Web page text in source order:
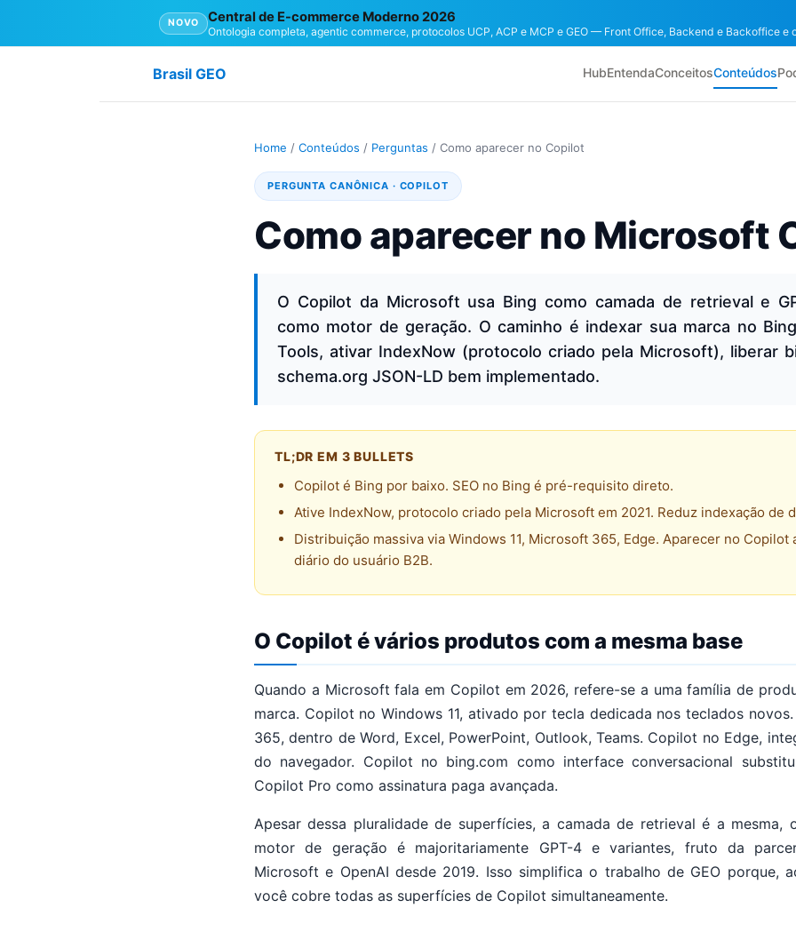
NOVO Central de E-commerce Moderno 2026
Ontologia completa, agentic commerce, protocolos UCP, ACP e MCP e GEO — Front Office, Backend e Backoffice e
Brasil GEO HubEntendaConceitosConteúdos
Home / Conteúdos / Perguntas / Como aparecer no Copilot
PERGUNTA CANÔNICA · COPILOT
Como aparecer no Microsoft
O Copilot da Microsoft usa Bing como camada de retrieval e
como motor de geração. O caminho é indexar sua marca no
Tools, ativar IndexNow (protocolo criado pela Microsoft), liberar
schema.org JSON-LD bem implementado.
TL;DR EM 3 BULLETS
Copilot é Bing por baixo. SEO no Bing é pré-requisito direto.
Ative IndexNow, protocolo criado pela Microsoft em 2021. Reduz indexação de
Distribuição massiva via Windows 11, Microsoft 365, Edge. Aparecer no Copilot
diário do usuário B2B.
O Copilot é vários produtos com a mesma base
Quando a Microsoft fala em Copilot em 2026, refere-se a uma família de
marca. Copilot no Windows 11, ativado por tecla dedicada nos teclados
365, dentro de Word, Excel, PowerPoint, Outlook, Teams. Copilot no Edge,
do navegador. Copilot no bing.com como interface conversacional
Copilot Pro como assinatura paga avançada.
Apesar dessa pluralidade de superfícies, a camada de retrieval é a mesma,
motor de geração é majoritariamente GPT-4 e variantes, fruto da
Microsoft e OpenAI desde 2019. Isso simplifica o trabalho de GEO porque,
você cobre todas as superfícies de Copilot simultaneamente.